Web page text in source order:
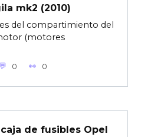
mk2 (2010)
del compartimiento del
(motores
0 0
de fusibles Opel